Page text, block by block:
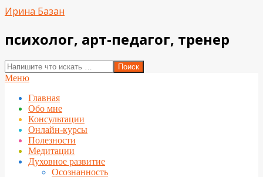
Перейти
Ирина Базан
психолог, арт-педагог, тренер
Поиск
Вторичное
навигации
Меню
Главная
Обо мне
Консультации
Онлайн-курсы
Полезности
Медитации
Духовное развитие
Осознанность